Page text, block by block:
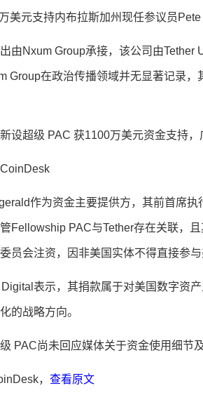
美元支持内布拉斯加州现任参议员Pete
出由Nxum Group承接，该公司由
Group在政治传播领域并无显著记录
作为资金主要提供方，其前首席
Fellowship PAC与Tether存在关联，
员会注资，因非美国实体不得直接参与
表示，其捐款属于对美国数字资
的战略方向。
PAC尚未回应媒体关于资金使用细节
， 查看原文